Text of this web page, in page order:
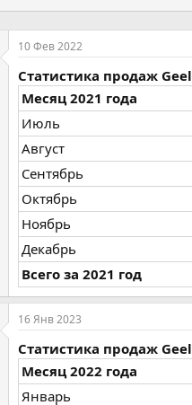
10 Фев 2022
Статистика продаж
Месяц 2021 года
Июль
Август
Сентябрь
Октябрь
Ноябрь
Декабрь
Всего за 2021 год
16 Янв 2023
Статистика продаж
Месяц 2022 года
Январь